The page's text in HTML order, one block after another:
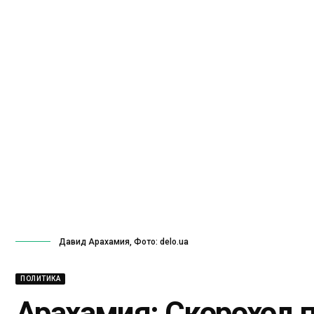
Давид Арахамия, Фото: delo.ua
ПОЛИТИКА